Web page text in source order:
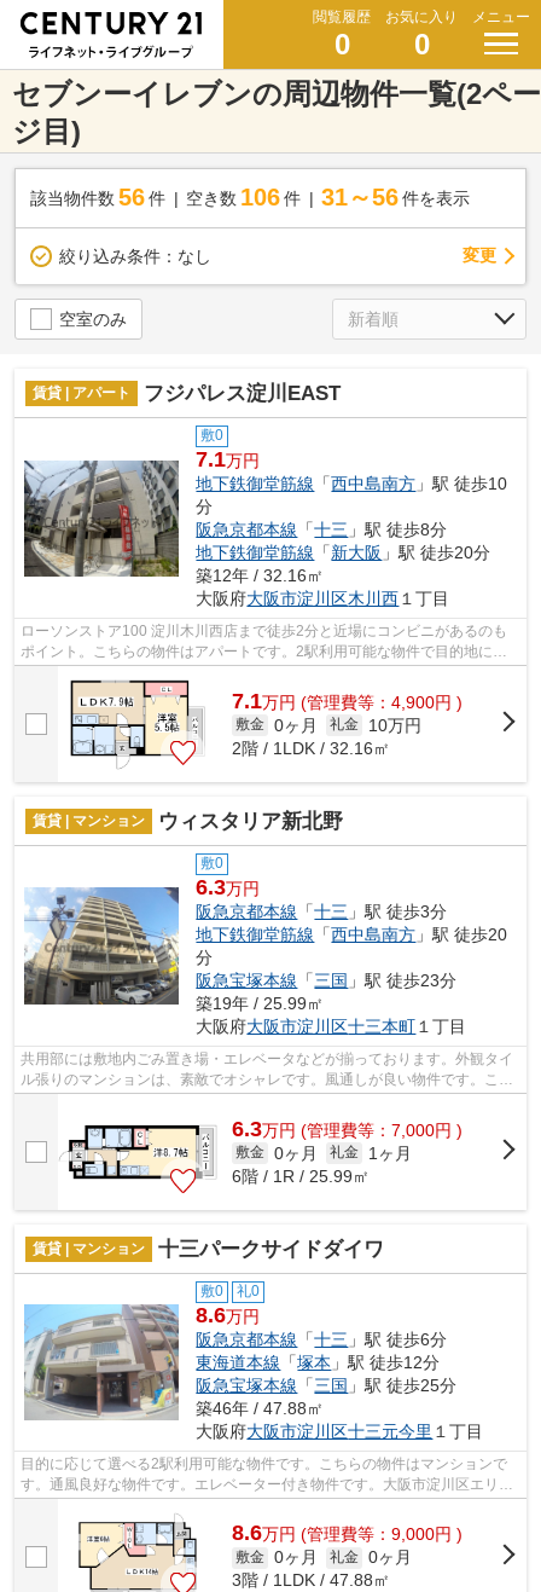
閲覧履歴
0
お気に入り
0
メニュー
セブンーイレブンの周辺物件一覧(2ペー
ジ目)
該当物件数 56件 空き数 106 件 31～56 件を表示
絞り込み条件： なし 変更
空室のみ
賃貸 | アパート フジパレス淀川EAST
敷0
7.1万円
地下鉄御堂筋線 「西中島南方 」駅 徒歩10
分
阪急京都本線 「十三 」駅 徒歩8分
地下鉄御堂筋線 「新大阪 」駅 徒歩20分
築12年 / 32.16㎡
大阪府大阪市淀川区木川西 １丁目
ローソンストア100 淀川木川西店まで徒歩2分と近場にコンビニがあるのも
ポイント。こちらの物件はアパートです。2駅利用可能な物件で目的地に応
7.1万円 (管理費等：4,900円 )
敷金 0ヶ月 礼金
10万円
2階 / 1LDK / 32.16㎡
賃貸 | マンション ウィスタリア新北野
敷0
6.3万円
阪急京都本線 「十三 」駅 徒歩3分
地下鉄御堂筋線 「西中島南方 」駅 徒歩20
分
阪急宝塚本線 「三国 」駅 徒歩23分
築19年 / 25.99㎡
大阪府大阪市淀川区十三本町 １丁目
共用部には敷地内ごみ置き場・エレベータなどが揃っております。外観タイ
ル張りのマンションは、素敵でオシャレです。風通しが良い物件です。こち
6.3万円 (管理費等：7,000円 )
敷金 0ヶ月 礼金
1ヶ月
6階 / 1R / 25.99㎡
賃貸 | マンション 十三パークサイドダイワ
敷0 礼0
8.6万円
阪急京都本線 「十三 」駅 徒歩6分
東海道本線 「塚本 」駅 徒歩12分
阪急宝塚本線 「三国 」駅 徒歩25分
築46年 / 47.88㎡
大阪府大阪市淀川区十三元今里 １丁目
目的に応じて選べる2駅利用可能な物件です。こちらの物件はマンションで
す。通風良好な物件です。エレベーター付き物件です。大阪市淀川区エリア
と阪急京都本線十三付近での賃貸マンシ...
8.6万円 (管理費等：9,000円 )
敷金 0ヶ月 礼金 0ヶ月
3階 / 1LDK / 47.88㎡